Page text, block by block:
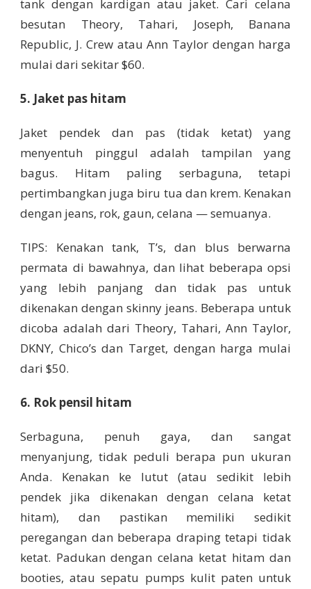
tank dengan kardigan atau jaket. Cari celana
besutan Theory, Tahari, Joseph, Banana
Republic, J. Crew atau Ann Taylor dengan harga
mulai dari sekitar $60.
5. Jaket pas hitam
Jaket pendek dan pas (tidak ketat) yang
menyentuh pinggul adalah tampilan yang
bagus. Hitam paling serbaguna, tetapi
pertimbangkan juga biru tua dan krem. Kenakan
dengan jeans, rok, gaun, celana — semuanya.
TIPS: Kenakan tank, T’s, dan blus berwarna
permata di bawahnya, dan lihat beberapa opsi
yang lebih panjang dan tidak pas untuk
dikenakan dengan skinny jeans. Beberapa untuk
dicoba adalah dari Theory, Tahari, Ann Taylor,
DKNY, Chico’s dan Target, dengan harga mulai
dari $50.
6. Rok pensil hitam
Serbaguna, penuh gaya, dan sangat
menyanjung, tidak peduli berapa pun ukuran
Anda. Kenakan ke lutut (atau sedikit lebih
pendek jika dikenakan dengan celana ketat
hitam), dan pastikan memiliki sedikit
peregangan dan beberapa draping tetapi tidak
ketat. Padukan dengan celana ketat hitam dan
booties, atau sepatu pumps kulit paten untuk